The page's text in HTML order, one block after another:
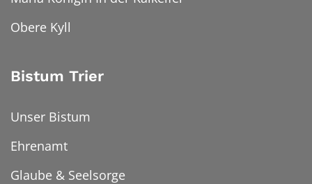
Obere Kyll
Bistum Trier
Unser Bistum
Ehrenamt
Glaube & Seelsorge